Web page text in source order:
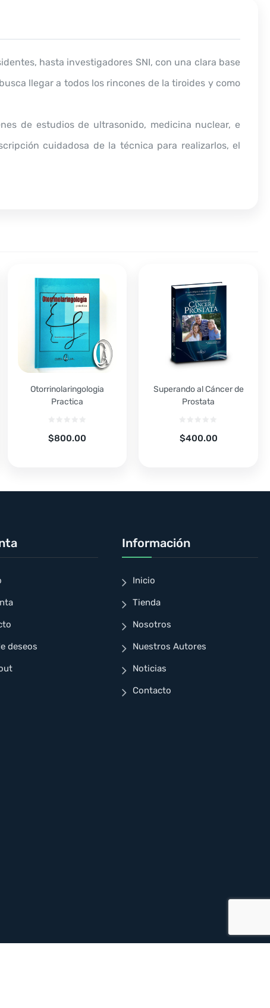
hasta investigadores SNI, con una clara base
llegar a todos los rincones de la tiroides y como
de estudios de ultrasonido, medicina nuclear, e
cuidadosa de la técnica para realizarlos, el
Otorrinolaringologia
Practica
$800.00
Superando al Cáncer de
Prostata
$400.00
deseos
Información
Inicio
Tienda
Nosotros
Nuestros Autores
Noticias
Contacto